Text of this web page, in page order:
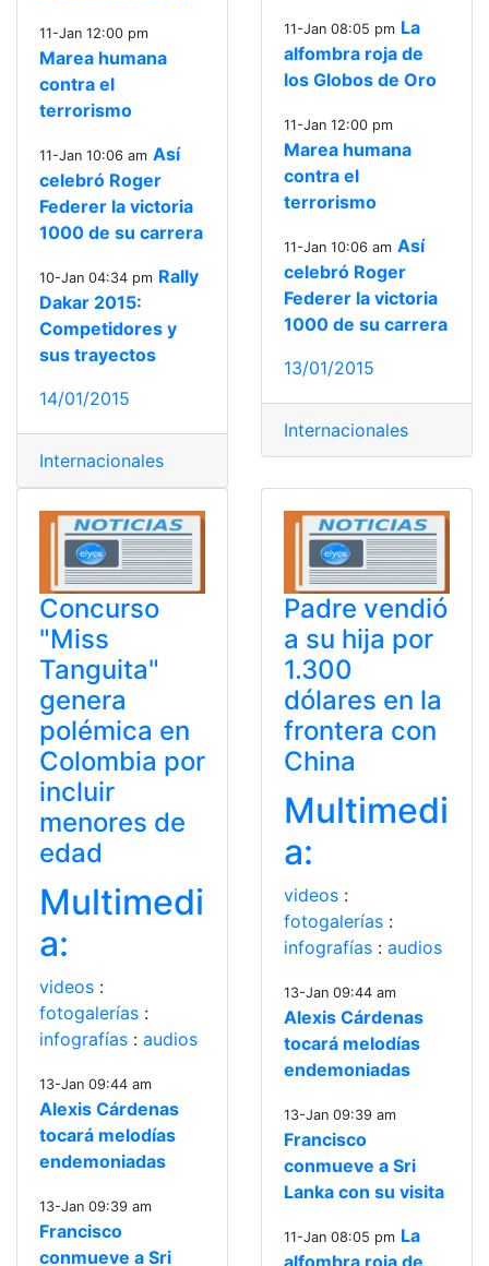
11-Jan 12:00 pm
Marea humana
contra el
terrorismo
11-Jan 10:06 am Así
celebró Roger
Federer la victoria
1000 de su carrera
10-Jan 04:34 pm Rally
Dakar 2015:
Competidores y
sus trayectos
14/01/2015
Internacionales
11-Jan 08:05 pm La
alfombra roja de
los Globos de Oro
11-Jan 12:00 pm
Marea humana
contra el
terrorismo
11-Jan 10:06 am Así
celebró Roger
Federer la victoria
1000 de su carrera
13/01/2015
Internacionales
Concurso
"Miss
Tanguita"
genera
polémica en
Colombia por
incluir
menores de
edad
Multimedi
a:
videos :
fotogalerías :
infografías : audios
13-Jan 09:44 am
Alexis Cárdenas
tocará melodías
endemoniadas
13-Jan 09:39 am
Francisco
conmueve a Sri
Padre vendió
a su hija por
1.300
dólares en la
frontera con
China
Multimedi
a:
videos :
fotogalerías :
infografías : audios
13-Jan 09:44 am
Alexis Cárdenas
tocará melodías
endemoniadas
13-Jan 09:39 am
Francisco
conmueve a Sri
Lanka con su visita
11-Jan 08:05 pm La
alfombra roja de